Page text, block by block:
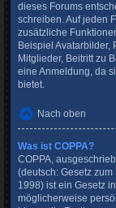
dieses Forums
schreiben. Auf jeden
zusätzliche
Beispiel Avatarbilder,
Mitglieder, Beitritt zu
eine Anmeldung, da
bietet.
Nach oben
Was ist COPPA?
COPPA,
(deutsch: Gesetz
1998) ist ein Gesetz
möglicherweise